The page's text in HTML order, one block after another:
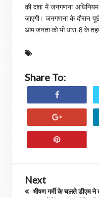
की दशा में जनगणना
जाएगी। जनगणना के दौरान
आम जनता को भी धारा-8 के
Share To:
Next
भीषण गर्मी के चलते डीएम ने